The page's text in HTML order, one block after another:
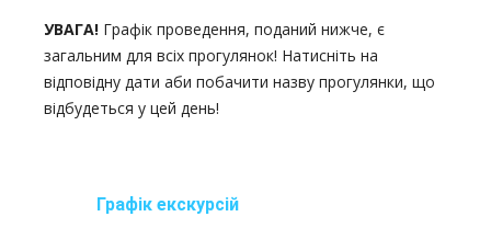
УВАГА! Графік проведення, поданий нижче, є
загальним для всіх прогулянок! Натисніть на
відповідну дати аби побачити назву прогулянки, що
відбудеться у цей день!
Графік екскурсій